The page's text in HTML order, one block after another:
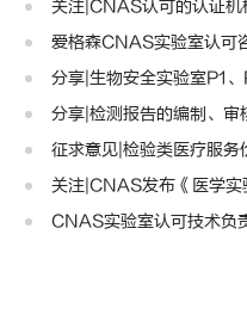
关注|CNAS认可的认证机
爱格森CNAS实验室认可
分享|生物安全实验室P1
分享|检测报告的编制、审
征求意见|检验类医疗服务
关注|CNAS发布《医学实
CNAS实验室认可技术负